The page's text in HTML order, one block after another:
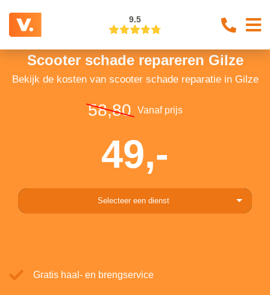
9.5
Scooter schade repareren Gilze
Bekijk de kosten van scooter schade reparatie in Gilze
58,80 Vanaf prijs
49,-
Selecteer een dienst
Gratis haal- en brengservice